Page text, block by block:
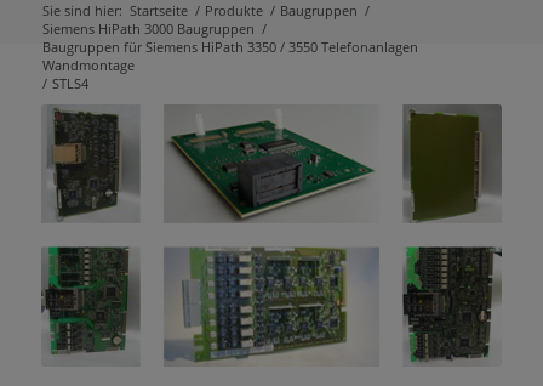
Sie sind hier: Startseite / Produkte / Baugruppen /
Siemens HiPath 3000 Baugruppen /
Baugruppen für Siemens HiPath 3350 / 3550 Telefonanlagen
Wandmontage
/ STLS4